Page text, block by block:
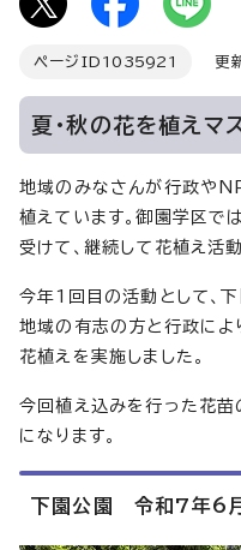
ページID 1035921 更
夏・秋の花を植えマ
地域のみなさんが行政や
植えています。御園学区で
受けて、継続して花植え活
今年1回目の活動として、
地域の有志の方と行政によ
花植えを実施しました。
今回植え込みを行った花
になります。
下園公園 令和7年6月